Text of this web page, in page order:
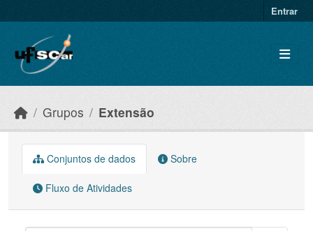
Entrar
Grupos Extensão
Conjuntos de dados Sobre
Fluxo de Atividades